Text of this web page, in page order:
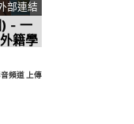
部連結
) - 一
籍學
名
頻道 上傳